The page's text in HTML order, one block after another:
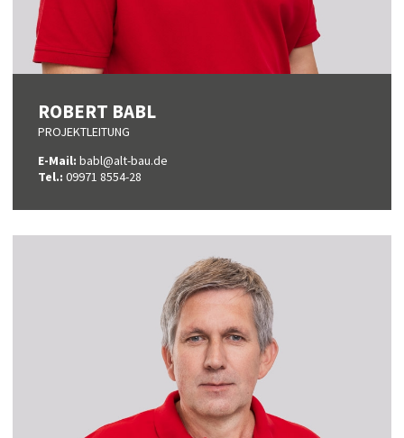
ROBERT BABL
PROJEKTLEITUNG
E-Mail: babl@alt-bau.de
Tel.: 09971 8554-28